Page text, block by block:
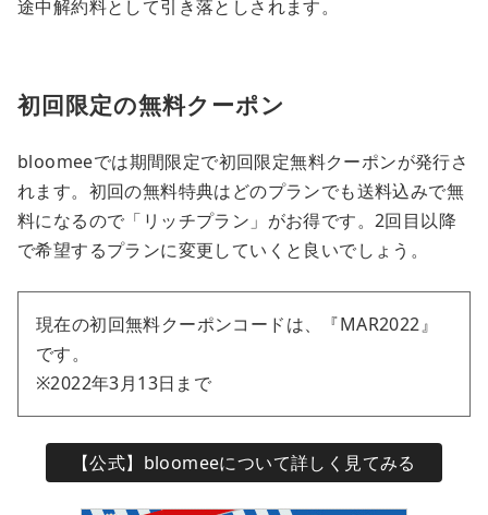
途中解約料として引き落としされます。
初回限定の無料クーポン
bloomeeでは期間限定で初回限定無料クーポンが発行さ
れます。初回の無料特典はどのプランでも送料込みで無
料になるので「リッチプラン」がお得です。2回目以降
で希望するプランに変更していくと良いでしょう。
現在の初回無料クーポンコードは、『MAR2022』
です。
※2022年3月13日まで
【公式】bloomeeについて詳しく見てみる